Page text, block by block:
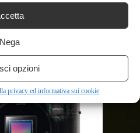
Nega
opzioni
privacy ed informativa sui cookie
BLUETOOTH